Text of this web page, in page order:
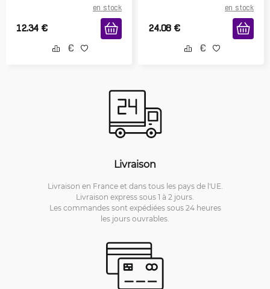
en stock
12.34 €
en stock
24.08 €
Livraison
Livraison en France et dans tous les pays de l'UE.
Livraison express sous 1 à 2 jours.
Les commandes sont expédiées sous 24 heures
les jours ouvrables.